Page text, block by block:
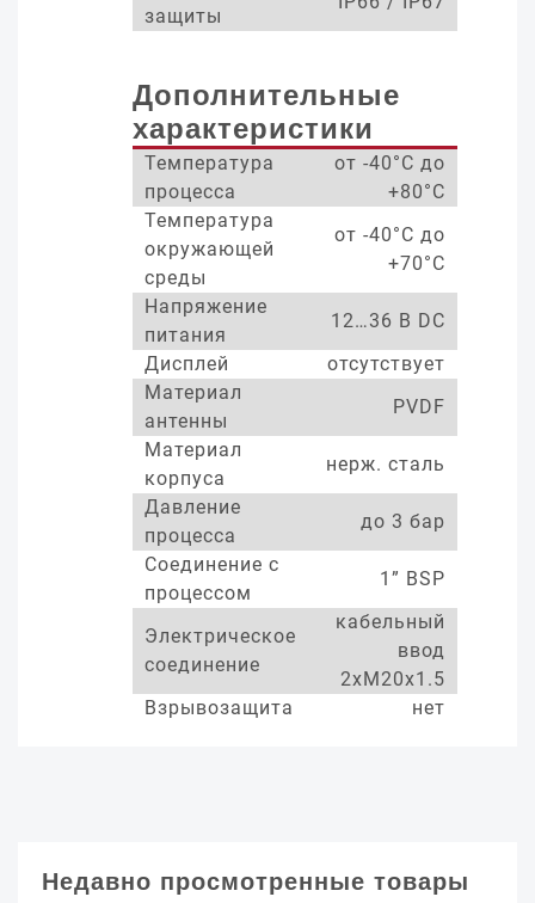
защиты
Дополнительные
характеристики
Температура
процесса
от -40°С до
+80°С
Температура
окружающей
среды
от -40°С до
+70°С
Напряжение
питания
12…36 В DC
Дисплей
отсутствует
Материал
антенны
PVDF
Материал
корпуса
нерж. сталь
Давление
процесса
до 3 бар
Соединение с
процессом
1” BSP
Электрическое
соединение
кабельный
ввод
2xM20x1.5
Взрывозащита
нет
Недавно просмотренные товары